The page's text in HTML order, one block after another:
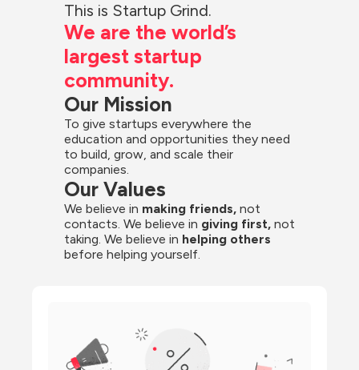
This is Startup Grind.
We are the world’s
largest startup
community.
Our Mission
To give startups everywhere the
education and opportunities they need
to build, grow, and scale their
companies.
Our Values
We believe in making friends, not
contacts. We believe in giving first, not
taking. We believe in helping others
before helping yourself.